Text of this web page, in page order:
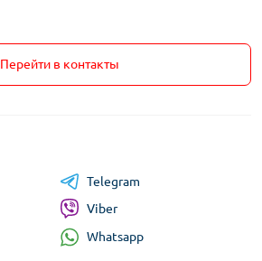
Перейти в контакты
Telegram
Viber
Whatsapp